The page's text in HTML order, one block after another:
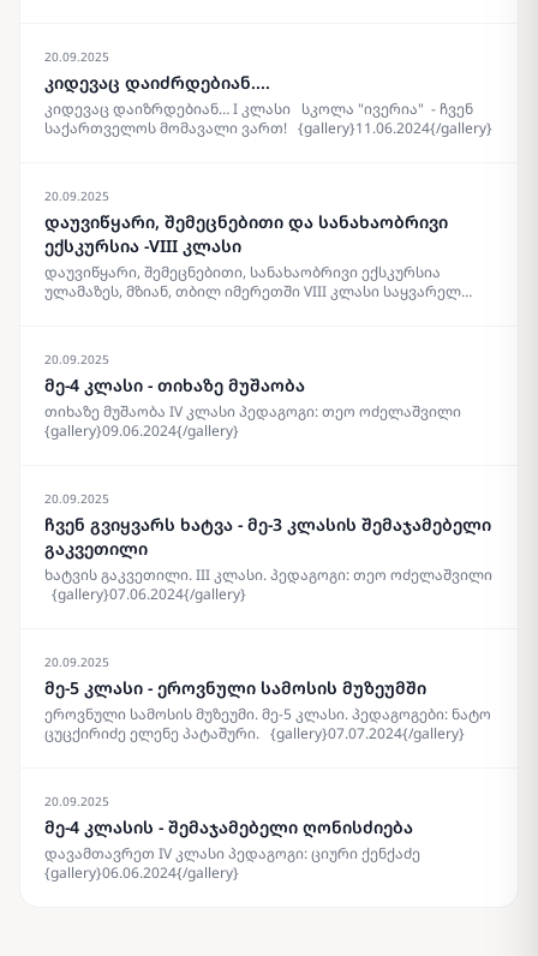
20.09.2025
კიდევაც დაიძრდებიან....
კიდევაც დაიზრდებიან… I კლასი სკოლა "ივერია" - ჩვენ
საქართველოს მომავალი ვართ! {gallery}11.06.2024{/gallery}
20.09.2025
დაუვიწყარი, შემეცნებითი და სანახაობრივი
ექსკურსია -VIII კლასი
დაუვიწყარი, შემეცნებითი, სანახაობრივი ექსკურსია
ულამაზეს, მზიან, თბილ იმერეთში VIII კლასი საყვარელ
დარბაზი და ბოლოს კვერეთში სადილი
{gallery}10.06.2024{/gallery}
20.09.2025
მე-4 კლასი - თიხაზე მუშაობა
თიხაზე მუშაობა IV კლასი პედაგოგი: თეო ოძელაშვილი
{gallery}09.06.2024{/gallery}
20.09.2025
ჩვენ გვიყვარს ხატვა - მე-3 კლასის შემაჯამებელი
გაკვეთილი
ხატვის გაკვეთილი. III კლასი. პედაგოგი: თეო ოძელაშვილი
{gallery}07.06.2024{/gallery}
20.09.2025
მე-5 კლასი - ეროვნული სამოსის მუზეუმში
ეროვნული სამოსის მუზეუმი. მე-5 კლასი. პედაგოგები: ნატო
ცუცქირიძე ელენე პატაშური. {gallery}07.07.2024{/gallery}
20.09.2025
მე-4 კლასის - შემაჯამებელი ღონისძიება
დავამთავრეთ IV კლასი პედაგოგი: ციური ქენქაძე
{gallery}06.06.2024{/gallery}